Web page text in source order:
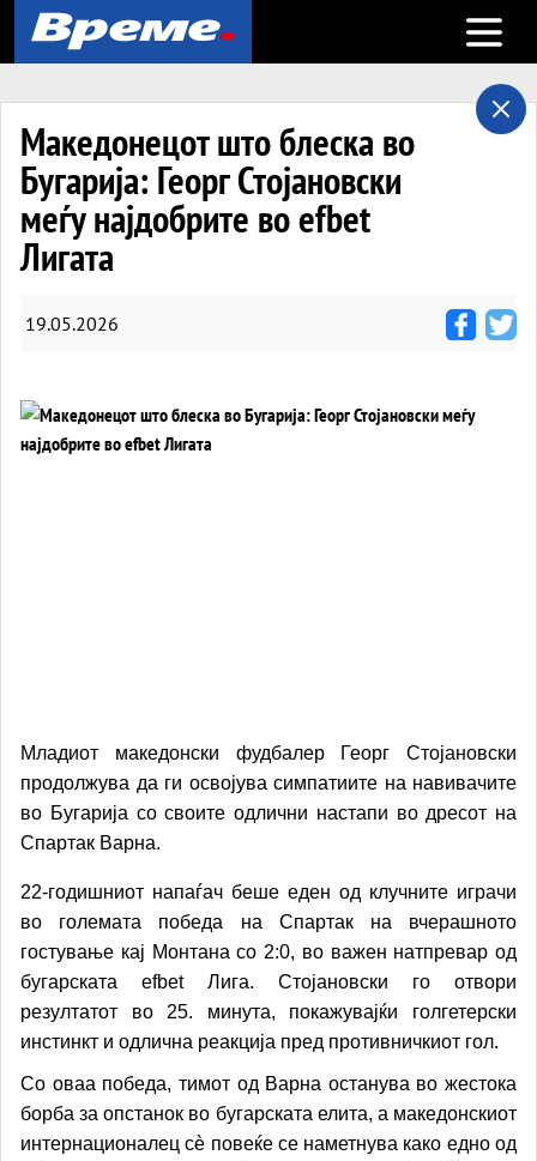
Open
Македонецот што блеска во
Бугарија: Георг Стојановски
меѓу најдобрите во efbet
Лигата
19.05.2026
Младиот македонски фудбалер Георг Стојановски
продолжува да ги освојува симпатиите на навивачите
во Бугарија со своите одлични настапи во дресот на
Спартак Варна.
22-годишниот напаѓач беше еден од клучните играчи
во големата победа на Спартак на вчерашното
гостување кај Монтана со 2:0, во важен натпревар од
бугарската efbet Лига. Стојановски го отвори
резултатот во 25. минута, покажувајќи голгетерски
инстинкт и одлична реакција пред противничкиот гол.
Со оваа победа, тимот од Варна останува во жестока
борба за опстанок во бугарската елита, а македонскиот
интернационалец сè повеќе се наметнува како едно од